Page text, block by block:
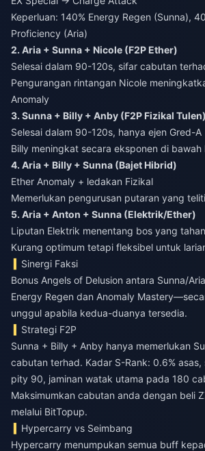
Keperluan: 140% Energy Regen (Sunna),
Proficiency (Aria)
2. Aria + Sunna + Nicole (F2P Ether)
Selesai dalam 90-120s, sifar cabutan
Pengurangan rintangan Nicole
Anomaly
3. Sunna + Billy + Anby (F2P Fizikal Tulen)
Selesai dalam 90-120s, hanya ejen Gred-A
Billy meningkat secara eksponen di
4. Aria + Billy + Sunna (Bajet Hibrid)
Ether Anomaly + ledakan Fizikal
Memerlukan pengurusan putaran yang teliti
5. Aria + Anton + Sunna (Elektrik/Ether)
Liputan Elektrik menentang bos yang
Kurang optimum tetapi fleksibel untuk
Sinergi Faksi
Bonus Angels of Delusion antara Sunna/
Energy Regen dan Anomaly
unggul apabila kedua-duanya tersedia.
Strategi F2P
Sunna + Billy + Anby hanya memerlukan
cabutan terhad. Kadar S-Rank: 0.6%
pity 90, jaminan watak utama pada 180
Maksimumkan cabutan anda dengan beli
melalui BitTopup.
Hypercarry vs Seimbang
Hypercarry menumpukan semua buff